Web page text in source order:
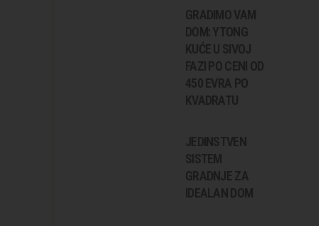
GRADIMO VAM
DOM: YTONG
KUĆE U SIVOJ
FAZI PO CENI OD
450 EVRA PO
KVADRATU
JEDINSTVEN
SISTEM
GRADNJE ZA
IDEALAN DOM